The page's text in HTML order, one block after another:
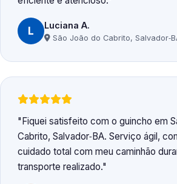
L Luciana A.
São João do Cabrito,
Fiquei satisfeito com o guincho em
Cabrito, Salvador‑BA. Serviço ágil,
cuidado total com meu caminhão
transporte realizado.